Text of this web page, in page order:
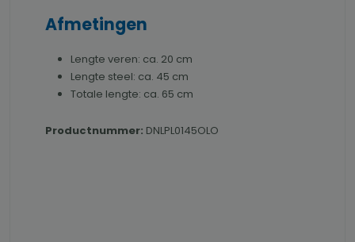
Afmetingen
Lengte veren: ca. 20 cm
Lengte steel: ca. 45 cm
Totale lengte: ca. 65 cm
Productnummer: DNLPL0145OLO